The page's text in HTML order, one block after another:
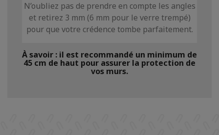
N’oubliez pas de prendre en compte les angles
et retirez 3 mm (6 mm pour le verre trempé)
pour que votre crédence tombe parfaitement.
À savoir : il est recommandé un minimum de
45 cm de haut pour assurer la protection de
vos murs.